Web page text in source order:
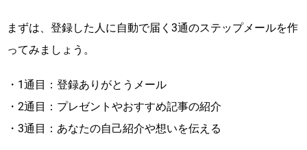
まずは、登録した人に自動で届く3通のステップメールを作
ってみましょう。
・1通目：登録ありがとうメール
・2通目：プレゼントやおすすめ記事の紹介
・3通目：あなたの自己紹介や想いを伝える